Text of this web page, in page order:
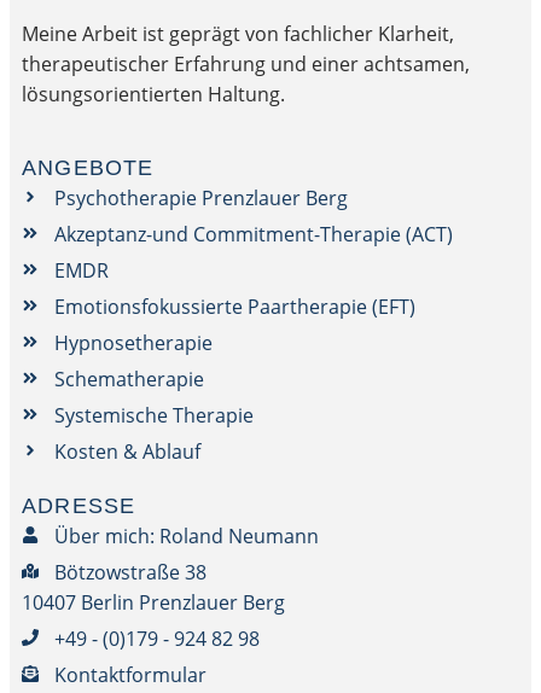
Meine Arbeit ist geprägt von fachlicher Klarheit,
therapeutischer Erfahrung und einer achtsamen,
lösungsorientierten Haltung.
ANGEBOTE
Psychotherapie Prenzlauer Berg
Akzeptanz-und Commitment-Therapie (ACT)
EMDR
Emotionsfokussierte Paartherapie (EFT)
Hypnosetherapie
Schematherapie
Systemische Therapie
Kosten & Ablauf
ADRESSE
Über mich: Roland Neumann
Bötzowstraße 38
10407 Berlin Prenzlauer Berg
+49 - (0)179 - 924 82 98
Kontaktformular